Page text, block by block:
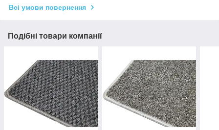
Всі умови повернення
Подібні товари компанії